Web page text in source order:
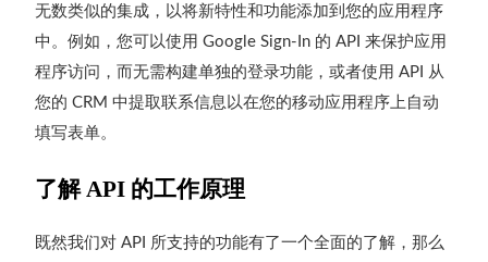
无数类似的集成，以将新特性和功能添加到您的应用程序
中。例如，您可以使用 Google Sign-In 的 API来保护应用
程序访问，而无需构建单独的登录功能，或者使用 API
从
您的 CRM中提取联系信息以在您的移动应用程序上自动
填写表单。
了解API 的工作原理
既然我们对 API
所支持的功能有了一个全面的了解，那么